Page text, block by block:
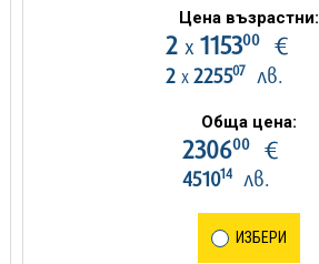
Цена възрастни:
2 х 115300€
2 х 225507лв.
Обща цена:
230600€
451014лв.
ИЗБЕРИ